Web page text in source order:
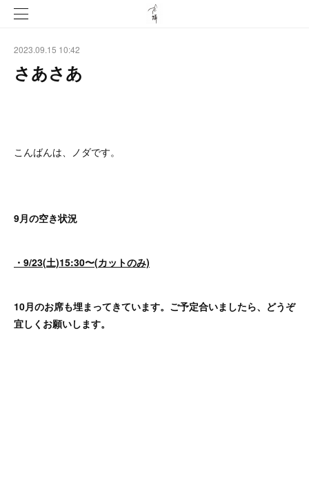
2023.09.15 10:42
さあさあ
こんばんは、ノダです。
9月の空き状況
・9/23(土)15:30〜(カットのみ)
10月のお席も埋まってきています。ご予定合いましたら、どうぞ
宜しくお願いします。